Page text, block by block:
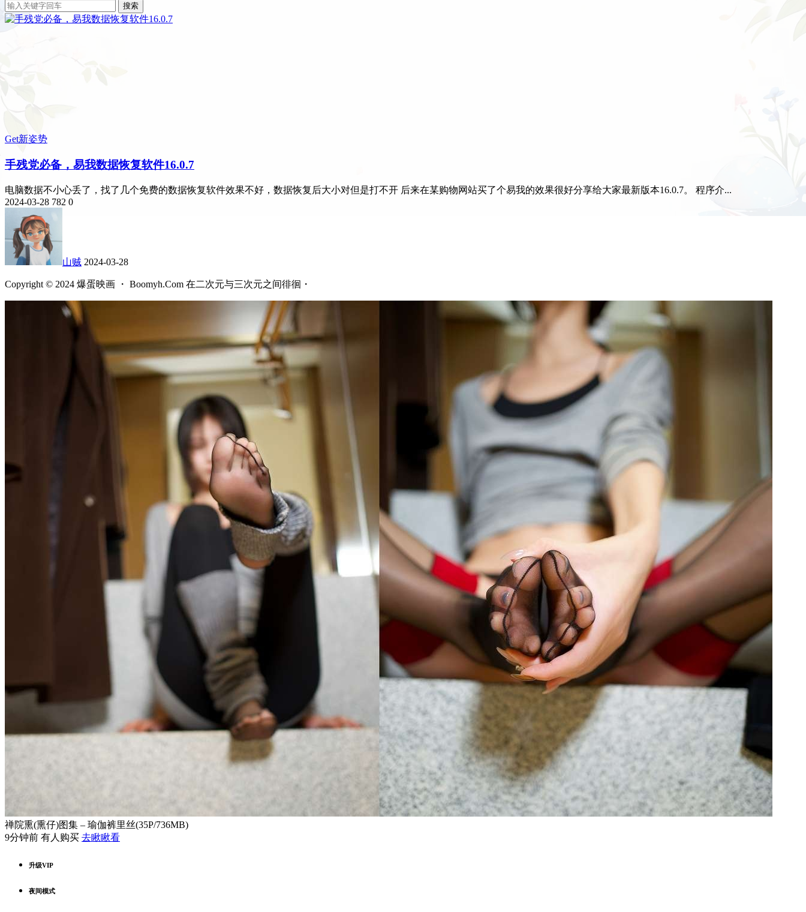
搜索
Get新姿势
手残党必备，易我数据恢复软件16.0.7
电脑数据不小心丢了，找了几个免费的数据恢复软件效果不好，数据恢复后大小对但是打不开 后来在某购物网站买了个易我的效果很好分享给大家最新版本16.0.7。 程序介...
2024-03-28 782 0
山贼 2024-03-28
Copyright © 2024 爆蛋映画 ・ Boomyh.Com 在二次元与三次元之间徘徊・
禅院熏(熏仔)图集 – 瑜伽裤里丝(35P/736MB)
9分钟前 有人购买 去瞅瞅看
升级VIP
夜间模式